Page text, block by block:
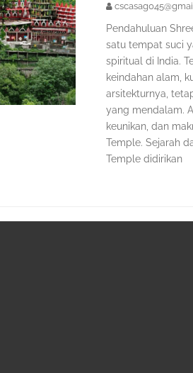
Pendahuluan
satu tempat suci
spiritual di India.
keindahan alam,
arsitekturnya,
yang mendalam.
keunikan, dan
Temple. Sejarah
Temple didirikan